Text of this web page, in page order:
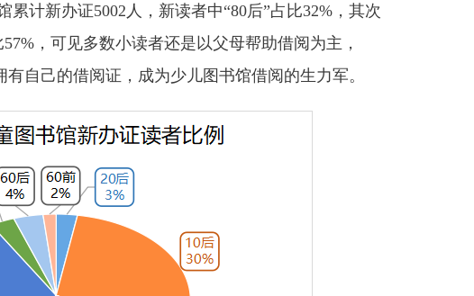
新办证5002人，新读者中“80后”占比32%，其次
57%，可见多数小读者还是以父母帮助借阅为主，
自己的借阅证，成为少儿图书馆借阅的生力军。